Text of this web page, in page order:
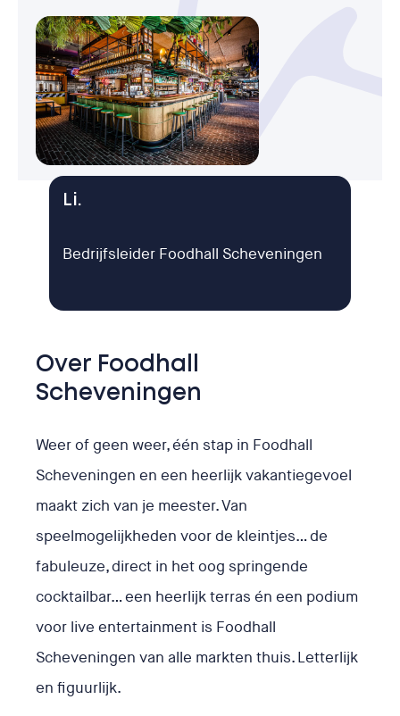
Li.
Bedrijfsleider Foodhall Scheveningen
Over Foodhall
Scheveningen
Weer of geen weer, één stap in Foodhall
Scheveningen en een heerlijk vakantiegevoel
maakt zich van je meester. Van
speelmogelijkheden voor de kleintjes… de
fabuleuze, direct in het oog springende
cocktailbar… een heerlijk terras én een podium
voor live entertainment is Foodhall
Scheveningen van alle markten thuis. Letterlijk
en figuurlijk.